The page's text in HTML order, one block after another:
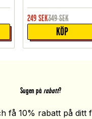
249 SEK349 SEK
KÖP
Sugen på rabatt?
få 10% rabatt på ditt